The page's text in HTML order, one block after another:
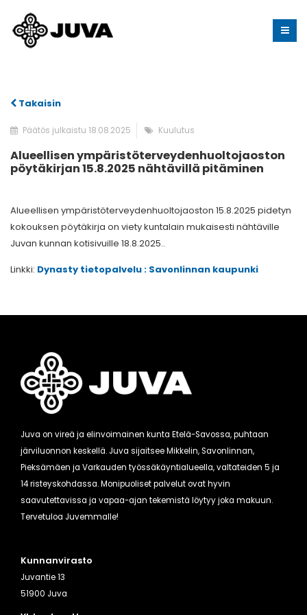
Takaisin
Päätös julkaistu 18.08.2025 Kuulutus
Alueellisen ympäristöterveydenhuoltojaoston
pöytäkirjan 15.8.2025 nähtävillä pitäminen
Alueellisen ympäristöterveydenhuoltojaoston 15.8.2025 pidetyn
kokouksen pöytäkirja on viety kuntalain mukaisesti nähtäville
Juvan kunnan kotisivuille 18.8.2025..
Linkki: Dynasty tietopalvelu : Savonlinnan kaupunki
Juva on vireä ja elinvoimainen kunta Etelä-Savossa, puhtaan
järviluonnon keskellä. Juva sijaitsee Mikkelin, Savonlinnan,
Pieksämäen ja Varkauden työssäkäyntialueella, valtateiden 5 ja
14 risteyskohdassa. Monipuoliset palvelut ovat hyvin
saavutettavissa ja vapaa-ajan tekemistä löytyy joka makuun.
Tervetuloa Juvemmalle!
Kunnanvirasto
Juvantie 13
51900 Juva